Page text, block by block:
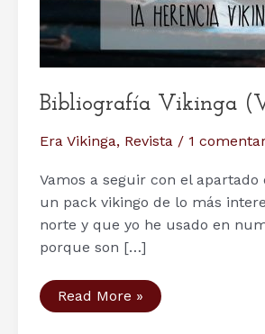
Bibliografía Vikinga
Era Vikinga, Revista / 1
Vamos a seguir con el
un pack vikingo de lo más
norte y que yo he usado en
porque son […]
Bibliografía
Vikinga
Read More »